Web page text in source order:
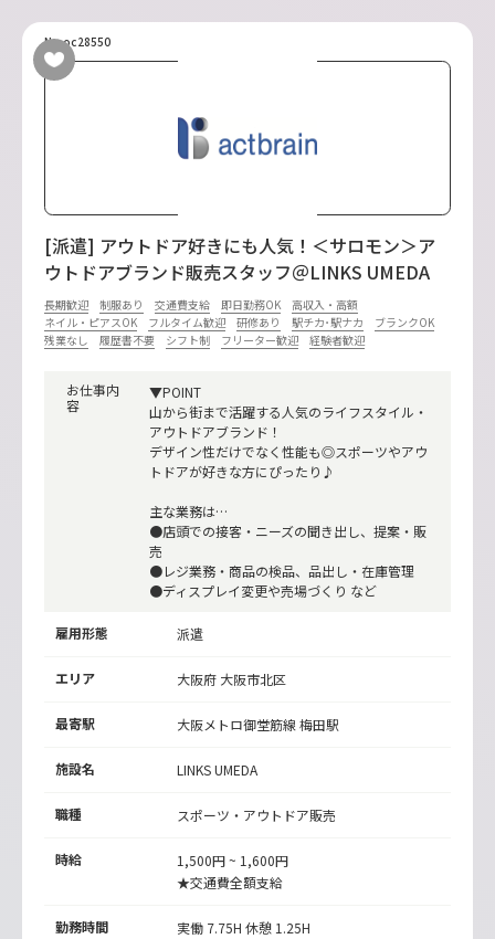
No.oc28550
[派遣] アウトドア好きにも人気！＜サロモン＞ア
ウトドアブランド販売スタッフ＠LINKS UMEDA
長期歓迎 制服あり 交通費支給 即日勤務OK
高収入・高額
ネイル・ピアスOK
フルタイム歓迎 研修あり 駅チカ･駅ナカ
ブランクOK
残業なし
履歴書不要 シフト制 フリーター歓迎 経験者歓迎
お仕事内
容
▼POINT
山から街まで活躍する人気のライフスタイル・
アウトドアブランド！
デザイン性だけでなく性能も◎スポーツやアウ
トドアが好きな方にぴったり♪
主な業務は…
●店頭での接客・ニーズの聞き出し、提案・販
売
●レジ業務・商品の検品、品出し・在庫管理
●ディスプレイ変更や売場づくり など
雇用形態 派遣
エリア 大阪府 大阪市北区
最寄駅 大阪メトロ御堂筋線梅田駅
施設名 LINKS UMEDA
職種 スポーツ・アウトドア販売
時給
1,500円 ~ 1,600円
★交通費全額支給
勤務時間
実働 7.75H 休憩 1.25H